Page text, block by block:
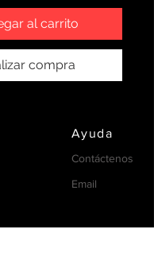
al carrito
compra
Ayuda
Contáctenos
Email